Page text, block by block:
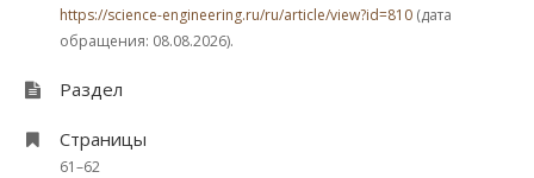
https://science-engineering.ru/ru/article/view?id=810 (дата
обращения: 08.08.2026).
Раздел
Страницы
61–62